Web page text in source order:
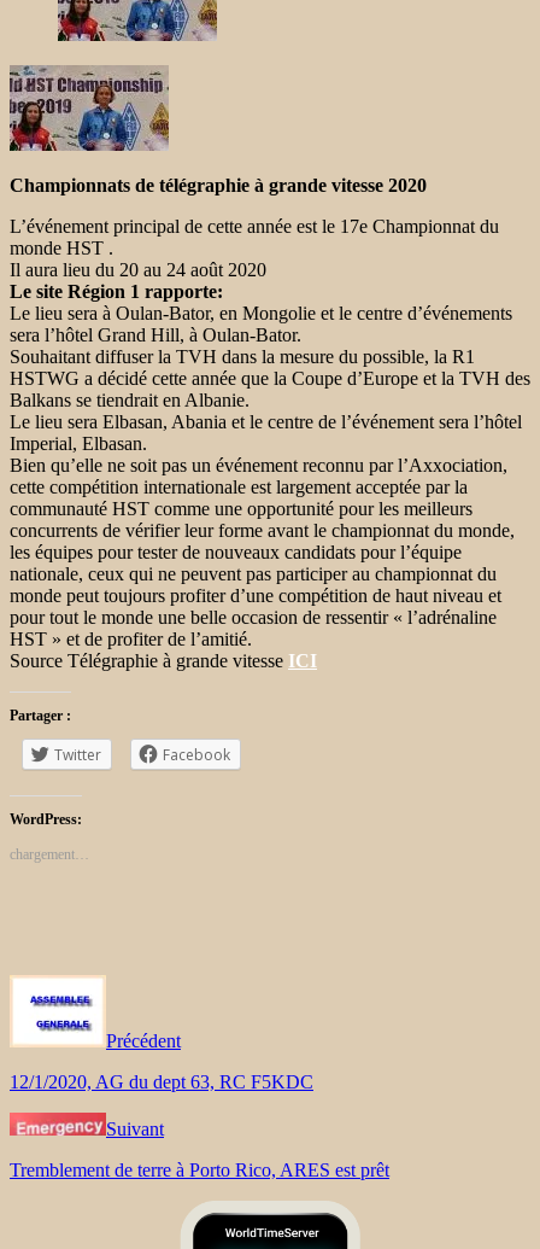
Championnats de télégraphie à grande vitesse 2020
L’événement principal de cette année est le 17e Championnat du
monde HST .
Il aura lieu du 20 au 24 août 2020
Le site Région 1 rapporte:
Le lieu sera à Oulan-Bator, en Mongolie et le centre d’événements
sera l’hôtel Grand Hill, à Oulan-Bator.
Souhaitant diffuser la TVH dans la mesure du possible, la R1
HSTWG a décidé cette année que la Coupe d’Europe et la TVH des
Balkans se tiendrait en Albanie.
Le lieu sera Elbasan, Abania et le centre de l’événement sera l’hôtel
Imperial, Elbasan.
Bien qu’elle ne soit pas un événement reconnu par l’Axxociation,
cette compétition internationale est largement acceptée par la
communauté HST comme une opportunité pour les meilleurs
concurrents de vérifier leur forme avant le championnat du monde,
les équipes pour tester de nouveaux candidats pour l’équipe
nationale, ceux qui ne peuvent pas participer au championnat du
monde peut toujours profiter d’une compétition de haut niveau et
pour tout le monde une belle occasion de ressentir « l’adrénaline
HST » et de profiter de l’amitié.
Source Télégraphie à grande vitesse ICI
Partager :
Twitter Facebook
WordPress:
chargement…
Précédent
12/1/2020, AG du dept 63, RC F5KDC
Suivant
Tremblement de terre à Porto Rico, ARES est prêt